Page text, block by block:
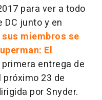
para ver a todo
DC junto y en
miembros se
El
primera entrega de
23 de
por Snyder.